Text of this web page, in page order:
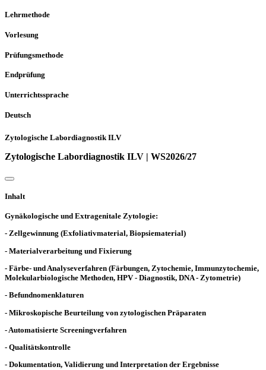
Lehrmethode
Vorlesung
Prüfungsmethode
Endprüfung
Unterrichtssprache
Deutsch
Zytologische Labordiagnostik ILV
Zytologische Labordiagnostik ILV | WS2026/27
Inhalt
Gynäkologische und Extragenitale Zytologie:
- Zellgewinnung (Exfoliativmaterial, Biopsiematerial)
- Materialverarbeitung und Fixierung
- Färbe- und Analyseverfahren (Färbungen, Zytochemie, Immunzytochemie,
Molekularbiologische Methoden, HPV - Diagnostik, DNA - Zytometrie)
- Befundnomenklaturen
- Mikroskopische Beurteilung von zytologischen Präparaten
- Automatisierte Screeningverfahren
- Qualitätskontrolle
- Dokumentation, Validierung und Interpretation der Ergebnisse